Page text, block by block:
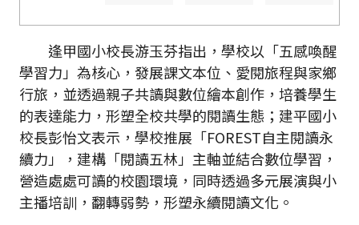
逢甲國小校長游玉芬指出，學校以「五感喚醒
學習力」為核心，發展課文本位、愛閱旅程與家鄉
行旅，並透過親子共讀與數位繪本創作，培養學生
的表達能力，形塑全校共學的閱讀生態；建平國小
校長彭怡文表示，學校推展「FOREST自主閱讀永
續力」，建構「閱讀五林」主軸並結合數位學習，
營造處處可讀的校園環境，同時透過多元展演與小
主播培訓，翻轉弱勢，形塑永續閱讀文化。